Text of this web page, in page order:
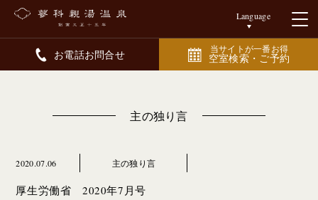
Language
お電話お問合せ 当サイトが一番お得
空室検索・ご予約
主の独り言
2020.07.06 主の独り言
厚生労働省 2020年7月号